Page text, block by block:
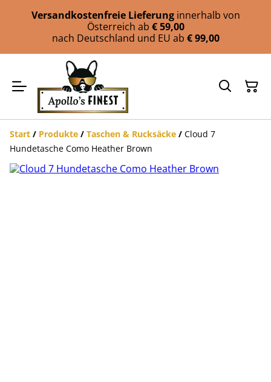
Versandkostenfreie Lieferung innerhalb von
Österreich ab € 59,00
nach Deutschland und EU ab € 99,00
Start / Produkte / Taschen & Rucksäcke / Cloud 7
Hundetasche Como Heather Brown